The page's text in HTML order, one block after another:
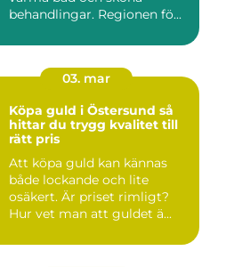
behandlingar. Regionen fö...
03. mar
Köpa guld i Östersund så
hittar du trygg kvalitet till
rätt pris
Att köpa guld kan kännas
både lockande och lite
osäkert. Är priset rimligt?
Hur vet man att guldet ä...